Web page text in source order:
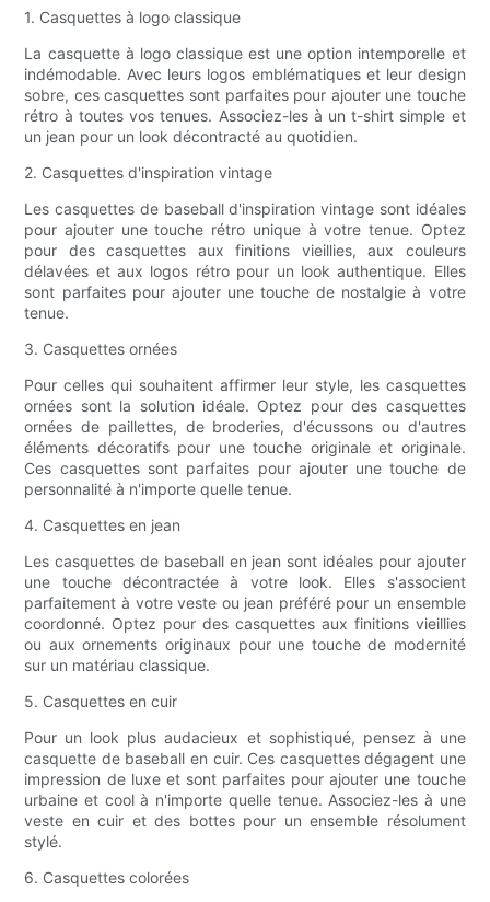
1. Casquettes à logo classique
La casquette à logo classique est une option intemporelle et
indémodable. Avec leurs logos emblématiques et leur design
sobre, ces casquettes sont parfaites pour ajouter une touche
rétro à toutes vos tenues. Associez-les à un t-shirt simple et
un jean pour un look décontracté au quotidien.
2. Casquettes d'inspiration vintage
Les casquettes de baseball d'inspiration vintage sont idéales
pour ajouter une touche rétro unique à votre tenue. Optez
pour des casquettes aux finitions vieillies, aux couleurs
délavées et aux logos rétro pour un look authentique. Elles
sont parfaites pour ajouter une touche de nostalgie à votre
tenue.
3. Casquettes ornées
Pour celles qui souhaitent affirmer leur style, les casquettes
ornées sont la solution idéale. Optez pour des casquettes
ornées de paillettes, de broderies, d'écussons ou d'autres
éléments décoratifs pour une touche originale et originale.
Ces casquettes sont parfaites pour ajouter une touche de
personnalité à n'importe quelle tenue.
4. Casquettes en jean
Les casquettes de baseball en jean sont idéales pour ajouter
une touche décontractée à votre look. Elles s'associent
parfaitement à votre veste ou jean préféré pour un ensemble
coordonné. Optez pour des casquettes aux finitions vieillies
ou aux ornements originaux pour une touche de modernité
sur un matériau classique.
5. Casquettes en cuir
Pour un look plus audacieux et sophistiqué, pensez à une
casquette de baseball en cuir. Ces casquettes dégagent une
impression de luxe et sont parfaites pour ajouter une touche
urbaine et cool à n'importe quelle tenue. Associez-les à une
veste en cuir et des bottes pour un ensemble résolument
stylé.
6. Casquettes colorées